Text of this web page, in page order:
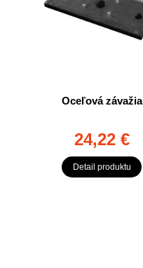
Oceľová závažia
24,22 €
Detail produktu